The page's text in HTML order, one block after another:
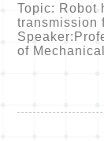
Topic: Robot
transmission
of